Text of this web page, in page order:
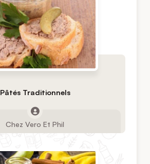
Pâtés Traditionnels
Chez Vero Et Phil